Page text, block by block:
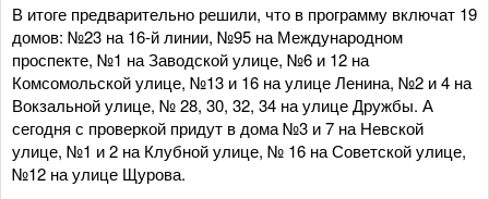
В итоге предварительно решили, что в программу включат 19
домов: №23 на 16-й линии, №95 на Международном
проспекте, №1 на Заводской улице, №6 и 12 на
Комсомольской улице, №13 и 16 на улице Ленина, №2 и 4 на
Вокзальной улице, № 28, 30, 32, 34 на улице Дружбы. А
сегодня с проверкой придут в дома №3 и 7 на Невской
улице, №1 и 2 на Клубной улице, № 16 на Советской улице,
№12 на улице Щурова.